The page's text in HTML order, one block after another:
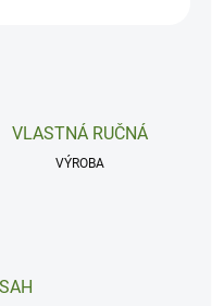
VLASTNÁ RUČNÁ
VÝROBA